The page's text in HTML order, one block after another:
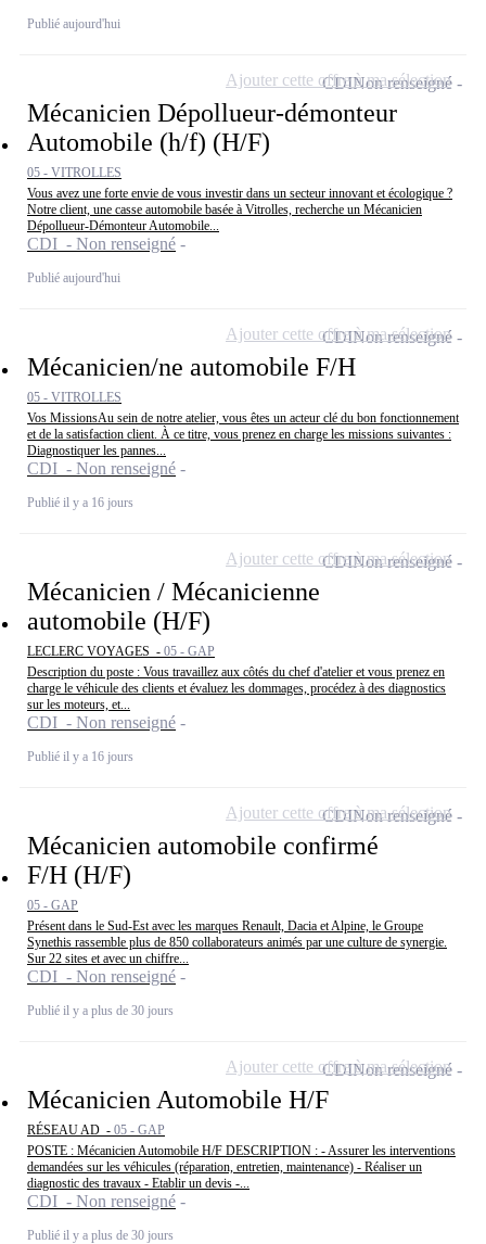
Publié aujourd'hui
Mécanicien Dépollueur-démonteur
Automobile (h/f) (H/F)
05 - VITROLLES
Vous avez une forte envie de vous investir dans un secteur innovant et écologique ?
Notre client, une casse automobile basée à Vitrolles, recherche un Mécanicien
Dépollueur-Démonteur Automobile...
CDI - Non renseigné
Publié aujourd'hui
CDINon renseigné
Ajouter cette offre à ma sélection
Mécanicien/ne automobile F/H
05 - VITROLLES
Vos MissionsAu sein de notre atelier, vous êtes un acteur clé du bon fonctionnement
et de la satisfaction client. À ce titre, vous prenez en charge les missions suivantes :
Diagnostiquer les pannes...
CDI - Non renseigné
Publié il y a 16 jours
CDINon renseigné
Ajouter cette offre à ma sélection
Mécanicien / Mécanicienne
automobile (H/F)
LECLERC VOYAGES - 05 - GAP
Description du poste : Vous travaillez aux côtés du chef d'atelier et vous prenez en
charge le véhicule des clients et évaluez les dommages, procédez à des diagnostics
sur les moteurs, et...
CDI - Non renseigné
Publié il y a 16 jours
CDINon renseigné
Ajouter cette offre à ma sélection
Mécanicien automobile confirmé
F/H (H/F)
05 - GAP
Présent dans le Sud-Est avec les marques Renault, Dacia et Alpine, le Groupe
Synethis rassemble plus de 850 collaborateurs animés par une culture de synergie.
Sur 22 sites et avec un chiffre...
CDI - Non renseigné
Publié il y a plus de 30 jours
CDINon renseigné
Ajouter cette offre à ma sélection
Mécanicien Automobile H/F
RÉSEAU AD - 05 - GAP
POSTE : Mécanicien Automobile H/F DESCRIPTION : - Assurer les interventions
demandées sur les véhicules (réparation, entretien, maintenance) - Réaliser un
diagnostic des travaux - Etablir un devis -...
CDI - Non renseigné
Publié il y a plus de 30 jours
CDINon renseigné
Ajouter cette offre à ma sélection